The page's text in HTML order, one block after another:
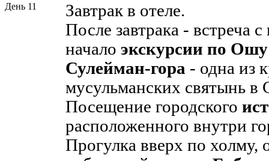
День 11
Завтрак в отеле.
После завтрака - встреча
начало экскурсии по Ошу
Сулейман-гора - одна из
мусульманских святынь в
Посещение городского
расположенного внутри
Прогулка вверх по холму,